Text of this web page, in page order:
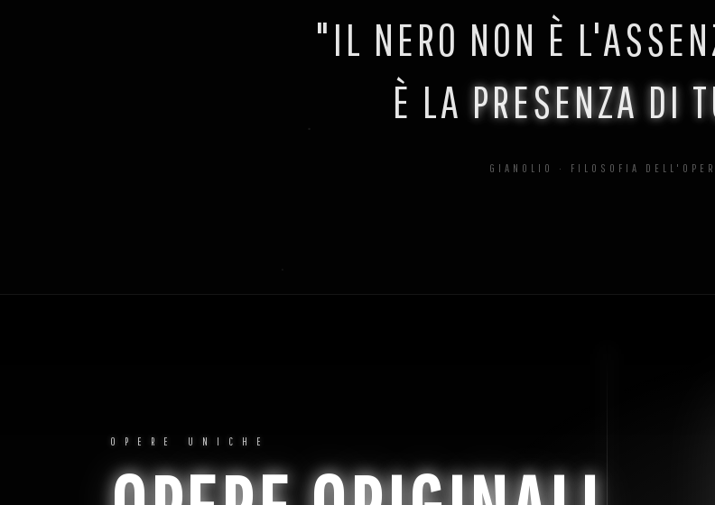
"IL NERO NON È
È LAPRESENZA DI
GIANOLIO · FILOSOFIA
OPERE UNICHE